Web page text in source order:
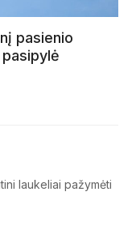
pasienio
laukeliai pažymėti